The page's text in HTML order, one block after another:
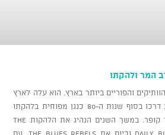
והפוריים ביותר בארץ. הוא עלה לארץ
משיקגו, בארה"ב, והחל את דרכו בסוף שנות ה-80 כנגן מפוחית בלהקתו
של אמן הבלוז מקנדה, טד קופר. במשך השנים הנהיג את הלהקות The
Daily Blues, Cg & The Hammer וכיום את The Blues Rebels. עם